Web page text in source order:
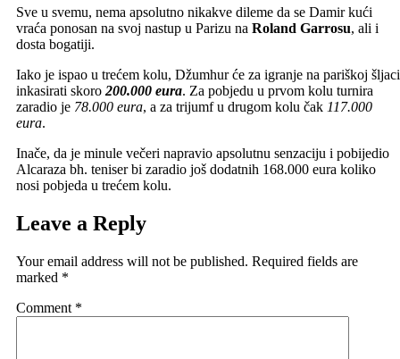
Sve u svemu, nema apsolutno nikakve dileme da se Damir kući
vraća ponosan na svoj nastup u Parizu na Roland Garrosu, ali i
dosta bogatiji.
Iako je ispao u trećem kolu, Džumhur će za igranje na pariškoj šljaci
inkasirati skoro 200.000 eura. Za pobjedu u prvom kolu turnira
zaradio je 78.000 eura, a za trijumf u drugom kolu čak 117.000
eura.
Inače, da je minule večeri napravio apsolutnu senzaciju i pobijedio
Alcaraza bh. teniser bi zaradio još dodatnih 168.000 eura koliko
nosi pobjeda u trećem kolu.
Leave a Reply
Your email address will not be published. Required fields are
marked *
Comment *